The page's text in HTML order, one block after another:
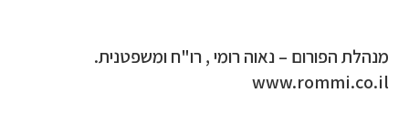
מנהלת הפורום – נאוה רומי , רו"ח ומשפטנית.
www.rommi.co.il